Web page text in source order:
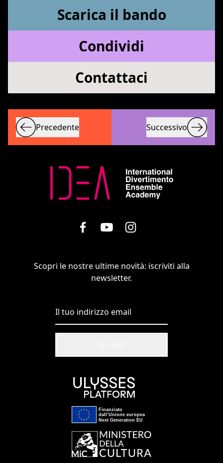
Scarica il bando
Condividi
Contattaci
Precedente Successivo
Scopri le nostre ultime novità: iscriviti alla
newsletter.
Finanziato
dall’Unione europea
Next Generation EU